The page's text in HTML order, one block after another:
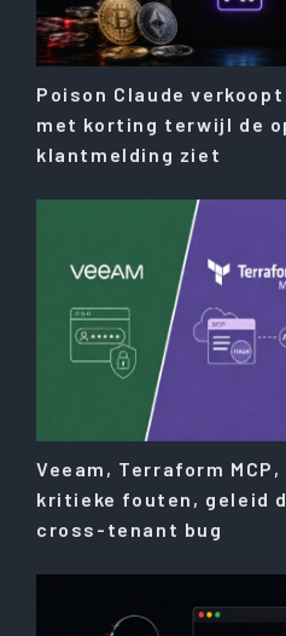
Poison Claude
met korting terwijl de
klantmelding ziet
Veeam, Terraform
kritieke fouten, geleid
cross-tenant bug